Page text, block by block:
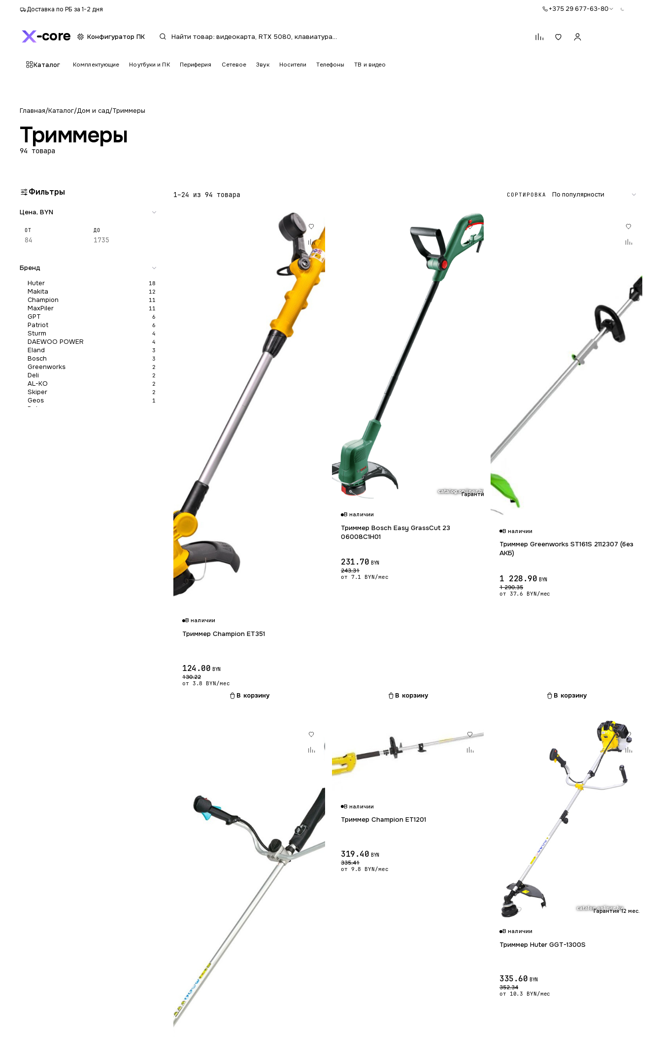
Доставка по РБ за 1-2 дня +375 29 677-63-80
core Конфигуратор ПК
Каталог Комплектующие Ноутбуки и ПК Периферия Сетевое Звук Носители Телефоны ТВ и видео
Главная/Каталог/Дом и сад/Триммеры
Триммеры
94 товара
Фильтры
Цена, BYN
ОТ ДО
Бренд
Huter
18
Makita 12
Champion 11
MaxPiler 11
GPT 6
Patriot 6
Sturm 4
DAEWOO POWER 4
Eland 3
Bosch 3
Greenworks 2
Deli 2
AL-KO 2
Skiper 2
Geos 1
Deko
1–24 из 94 товара СОРТИРОВКА
В наличии
Триммер Champion ET351
124.00 BYN
130.22
от 3.8 BYN/мес
В корзину
Гарантия 12 мес.
В наличии
Триммер Bosch Easy GrassCut 23
06008C1H01
231.70 BYN
243.31
от 7.1 BYN/мес
В корзину
В наличии
Триммер Greenworks ST161S 2112307 (без
АКБ)
1 228.90 BYN
1 290.35
от 37.6 BYN/мес
В корзину
В наличии
Триммер Champion ET1201
319.40 BYN
335.41
от 9.8 BYN/мес
Гарантия 12 мес.
В наличии
Триммер Huter GGT-1300S
335.60 BYN
352.34
от 10.3 BYN/мес